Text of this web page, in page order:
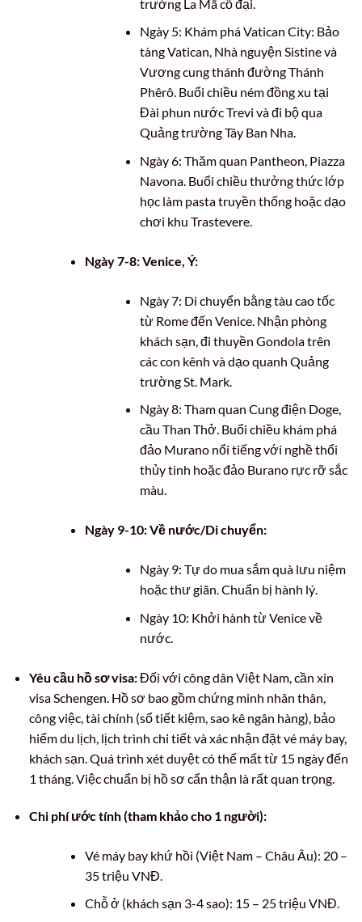
trường La Mã cổ đại.
Ngày 5: Khám phá Vatican City: Bảo
tàng Vatican, Nhà nguyện Sistine và
Vương cung thánh đường Thánh
Phêrô. Buổi chiều ném đồng xu tại
Đài phun nước Trevi và đi bộ qua
Quảng trường Tây Ban Nha.
Ngày 6: Thăm quan Pantheon, Piazza
Navona. Buổi chiều thưởng thức lớp
học làm pasta truyền thống hoặc dạo
chơi khu Trastevere.
Ngày 7-8: Venice, Ý:
Ngày 7: Di chuyển bằng tàu cao tốc
từ Rome đến Venice. Nhận phòng
khách sạn, đi thuyền Gondola trên
các con kênh và dạo quanh Quảng
trường St. Mark.
Ngày 8: Tham quan Cung điện Doge,
cầu Than Thở. Buổi chiều khám phá
đảo Murano nổi tiếng với nghề thổi
thủy tinh hoặc đảo Burano rực rỡ sắc
màu.
Ngày 9-10: Về nước/Di chuyển:
Ngày 9: Tự do mua sắm quà lưu niệm
hoặc thư giãn. Chuẩn bị hành lý.
Ngày 10: Khởi hành từ Venice về
nước.
Yêu cầu hồ sơ visa:Đối với công dân Việt Nam, cần xin
visa Schengen. Hồ sơ bao gồm chứng minh nhân thân,
công việc, tài chính (sổ tiết kiệm, sao kê ngân hàng), bảo
hiểm du lịch, lịch trình chi tiết và xác nhận đặt vé máy bay,
khách sạn. Quá trình xét duyệt có thể mất từ 15 ngày đến
1 tháng. Việc chuẩn bị hồ sơ cẩn thận là rất quan trọng.
Chi phí ước tính (tham khảo cho 1 người):
Vé máy bay khứ hồi (Việt Nam – Châu Âu): 20 –
35 triệu VNĐ.
Chỗ ở (khách sạn 3-4 sao): 15 – 25 triệu VNĐ.